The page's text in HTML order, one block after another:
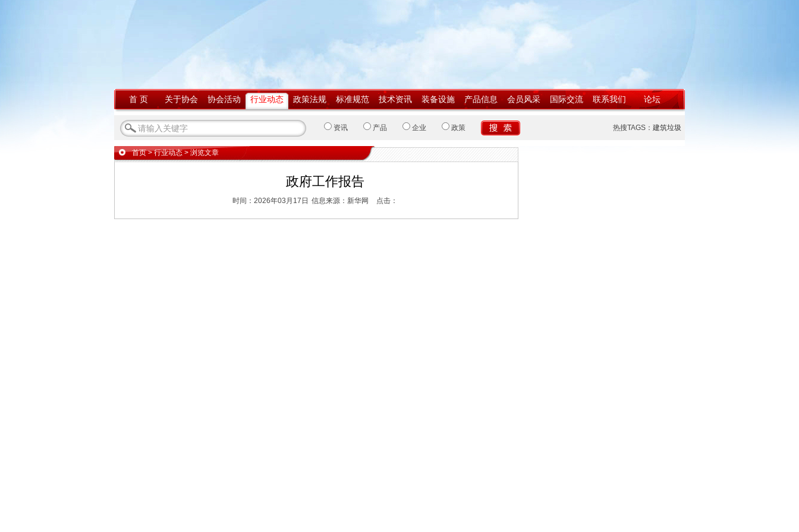
首 页 关于协会 协会活动 行业动态 政策法规 标准规范 技术资讯 装备设施 产品信息 会员风采 国际交流 联系我们 论坛
资讯 产品 企业 政策 热搜TAGS： 建筑垃圾
首页>行业动态 > 浏览文章
政府工作报告
时间：2026年03月17日 信息来源：新华网 点击：